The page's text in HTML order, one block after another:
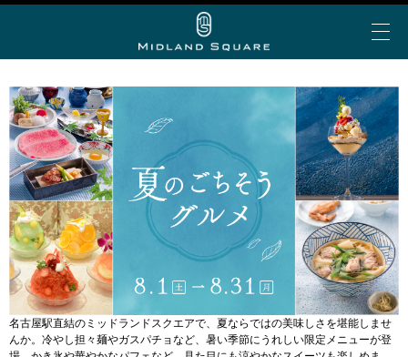
イベント＆トピックス
お知らせ
ビアガーデン
My Story vol.69 デジタ
ルブック
アトリウムコンサート
ミッドランド 夏グルメ
ミッドランド ランチ
ミッドランド 会食・接待
こだわりの手土産
半券de得シネマ＆ゴールド/プラチナ会員限定サービ
ス
大人のブライダル
ショップ＆レストランを探す
フロアで探す
カテゴリで探す
50音で探す
ショップ＆レストラン最新情報
ショップ&レストラン
ミッドランド スクエア シネマ
トヨタ自動車ショールーム
公共交通機関でお越しの方
車でお越しの方
名古屋駅直結のミッドランドスクエアで、夏ならではの美味しさを堪能しませ
んか。冷やし担々麺やガスパチョなど、暑い季節にうれしい限定メニューが登